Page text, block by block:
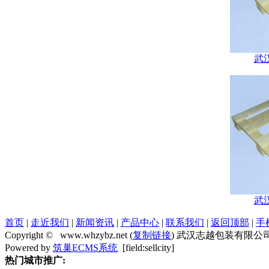
武
武
首页 | 走近我们 | 新闻资讯 | 产品中心 | 联系我们 | 返回顶部 | 手
Copyright © www.whzybz.net (复制链接) 武汉志越包装有限公
Powered by 筑巢ECMS系统 [field:sellcity]
热门城市推广: